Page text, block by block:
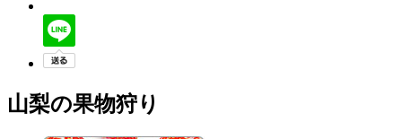
山梨の果物狩り